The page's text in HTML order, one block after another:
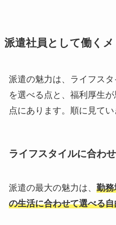
派遣社員として働くメ
派遣の魅力は、ライフス
を選べる点と、福利厚生
点にあります。順に見てい
ライフスタイルに合わ
派遣の最大の魅力は、 勤務
の生活に合わせて選べる自